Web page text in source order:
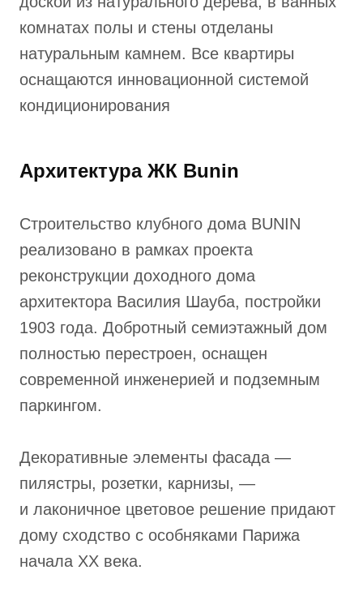
комнатах полы и стены отделаны
натуральным камнем. Все квартиры
оснащаются инновационной системой
кондиционирования
Архитектура ЖК Bunin
Строительство клубного дома BUNIN
реализовано в рамках проекта
реконструкции доходного дома
архитектора Василия Шауба, постройки
1903 года. Добротный семиэтажный дом
полностью перестроен, оснащен
современной инженерией и подземным
паркингом.
Декоративные элементы фасада —
пилястры, розетки, карнизы, —
и лаконичное цветовое решение придают
дому сходство с особняками Парижа
начала ХХ века.